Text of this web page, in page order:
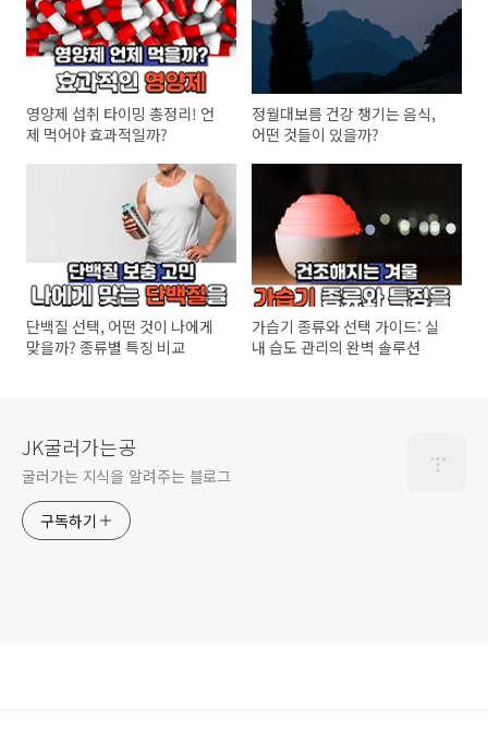
영양제 섭취 타이밍 총정리! 언
제 먹어야 효과적일까?
정월대보름 건강 챙기는 음식,
어떤 것들이 있을까?
단백질 선택, 어떤 것이 나에게
맞을까? 종류별 특징 비교
가습기 종류와 선택 가이드: 실
내 습도 관리의 완벽 솔루션
JK굴러가는공
굴러가는 지식을 알려주는 블로그
구독하기